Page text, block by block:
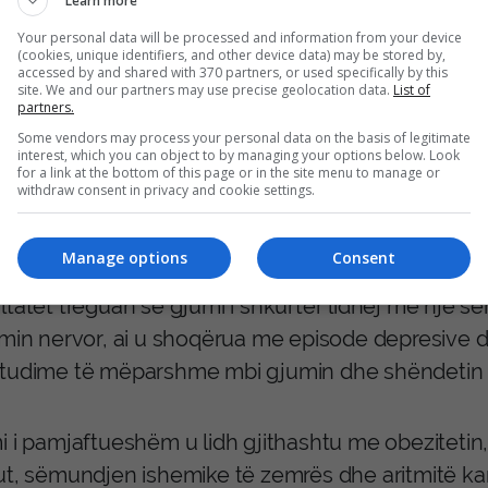
për shembull, kemi një orë plakjeje të
me të dhëna metabolike dhe një tjetër me të
të shqyrtojmë se si gjumi mund të ndikojë
studiuesit krahasuan kohëzgjatjen e gjumit
biologjike të matur përmes 23 “orëve të
treguan se gjumi i shkurtër lidhej me një
nervor, ai u shoqërua me episode depresive
të mëparshme mbi gjumin dhe shëndetin
i pamjaftueshëm u lidh gjithashtu me
sëmundjen ishemike të zemrës dhe aritmitë
Your personal data will be processed and information from your device
(cookies, unique identifiers, and other device data) may be stored by,
accessed by and shared with 370 partners, or used specifically by this
site. We and our partners may use precise geolocation data. List of
partners.
Some vendors may process your personal data on the basis of legitimate
interest, which you can object to by managing your options below. Look
for a link at the bottom of this page or in the site menu to manage or
withdraw consent in privacy and cookie settings.
Consent
Manage options